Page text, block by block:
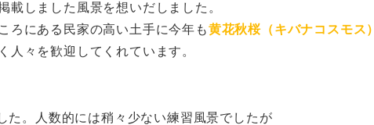
しました風景を想いだしました。
にある民家の高い土手に今年も黄花秋桜（キバナコスモス）
々を歓迎してくれています。
。人数的には稍々少ない練習風景でしたが